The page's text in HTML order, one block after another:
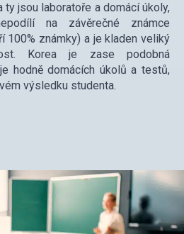
jsou laboratoře a domácí úkoly,
na závěrečné známce
100% známky) a je kladen veliký
Korea je zase podobná
hodně domácích úkolů a testů,
výsledku studenta.